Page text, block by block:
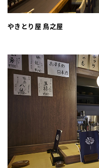
やきとり屋 鳥之屋